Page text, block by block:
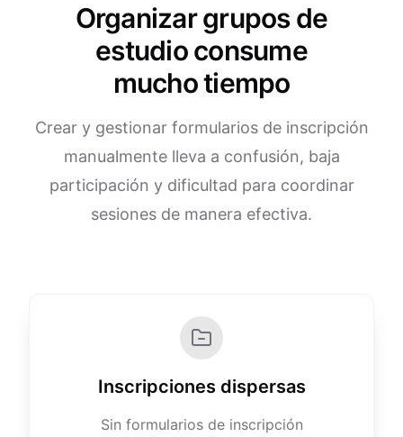
Organizar grupos de
estudio consume
mucho tiempo
Crear y gestionar formularios de inscripción
manualmente lleva a confusión, baja
participación y dificultad para coordinar
sesiones de manera efectiva.
Inscripciones dispersas
Sin formularios de inscripción